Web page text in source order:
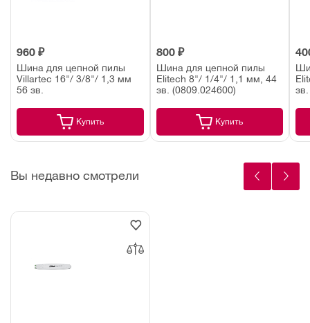
960 ₽
Шина для цепной пилы
Villartec 16"/ 3/8"/ 1,3 мм
56 зв.
Купить
800 ₽
Шина для цепной пилы
Elitech 8"/ 1/4"/ 1,1 мм, 44
зв. (0809.024600)
Купить
Вы недавно смотрели